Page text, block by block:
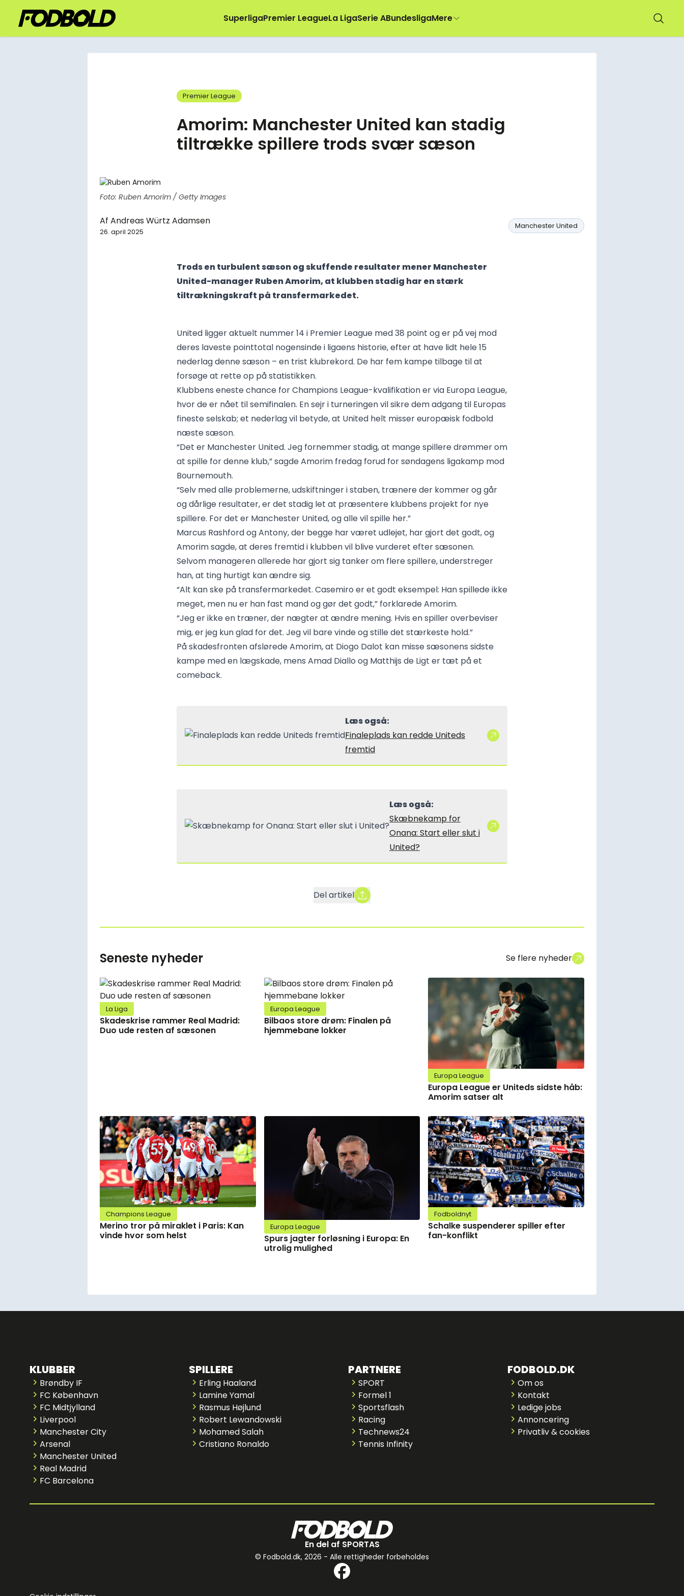
SuperligaPremier LeagueLa LigaSerie ABundesligaMere
Premier League
Amorim: Manchester United kan stadig
tiltrække spillere trods svær sæson
Foto: Ruben Amorim / Getty Images
Af Andreas Würtz Adamsen
26. april 2025
Manchester United
Trods en turbulent sæson og skuffende resultater mener Manchester
United-manager Ruben Amorim, at klubben stadig har en stærk
tiltrækningskraft på transfermarkedet.
United ligger aktuelt nummer 14 i Premier League med 38 point og er på vej mod
deres laveste pointtotal nogensinde i ligaens historie, efter at have lidt hele 15
nederlag denne sæson – en trist klubrekord. De har fem kampe tilbage til at
forsøge at rette op på statistikken.
Klubbens eneste chance for Champions League-kvalifikation er via Europa League,
hvor de er nået til semifinalen. En sejr i turneringen vil sikre dem adgang til Europas
fineste selskab; et nederlag vil betyde, at United helt misser europæisk fodbold
næste sæson.
“Det er Manchester United. Jeg fornemmer stadig, at mange spillere drømmer om
at spille for denne klub,” sagde Amorim fredag forud for søndagens ligakamp mod
Bournemouth.
“Selv med alle problemerne, udskiftninger i staben, trænere der kommer og går
og dårlige resultater, er det stadig let at præsentere klubbens projekt for nye
spillere. For det er Manchester United, og alle vil spille her.”
Marcus Rashford og Antony, der begge har været udlejet, har gjort det godt, og
Amorim sagde, at deres fremtid i klubben vil blive vurderet efter sæsonen.
Selvom manageren allerede har gjort sig tanker om flere spillere, understreger
han, at ting hurtigt kan ændre sig.
“Alt kan ske på transfermarkedet. Casemiro er et godt eksempel: Han spillede ikke
meget, men nu er han fast mand og gør det godt,” forklarede Amorim.
“Jeg er ikke en træner, der nægter at ændre mening. Hvis en spiller overbeviser
mig, er jeg kun glad for det. Jeg vil bare vinde og stille det stærkeste hold.”
På skadesfronten afslørede Amorim, at Diogo Dalot kan misse sæsonens sidste
kampe med en lægskade, mens Amad Diallo og Matthijs de Ligt er tæt på et
comeback.
Læs også:
Finaleplads kan redde Uniteds
fremtid
Læs også:
Skæbnekamp for
Onana: Start eller slut i
United?
Del artikel
Seneste nyheder Se flere nyheder
La Liga
Skadeskrise rammer Real Madrid:
Duo ude resten af sæsonen
Europa League
Bilbaos store drøm: Finalen på
hjemmebane lokker
Europa League
Europa League er Uniteds sidste håb:
Amorim satser alt
Champions League
Merino tror på miraklet i Paris: Kan
vinde hvor som helst
Europa League
Spurs jagter forløsning i Europa: En
utrolig mulighed
Fodboldnyt
Schalke suspenderer spiller efter
fan-konflikt
KLUBBER
Brøndby IF
FC København
FC Midtjylland
Liverpool
Manchester City
Arsenal
Manchester United
Real Madrid
FC Barcelona
SPILLERE
Erling Haaland
Lamine Yamal
Rasmus Højlund
Robert Lewandowski
Mohamed Salah
Cristiano Ronaldo
PARTNERE
SPORT
Formel 1
Sportsflash
Racing
Technews24
Tennis Infinity
FODBOLD.DK
Om os
Kontakt
Ledige jobs
Annoncering
Privatliv & cookies
En del af SPORTAS
© Fodbold.dk, 2026 - Alle rettigheder forbeholdes